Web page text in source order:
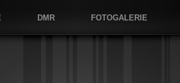
DMR FOTOGALERIE